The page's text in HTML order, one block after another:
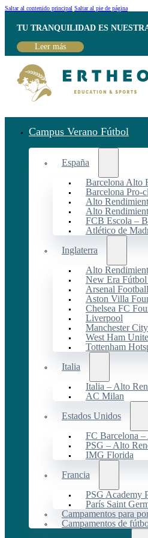
Saltar al contenido principal Saltar al pie de página
TU TRANQUILIDAD ES
Leer más
Campus Verano Fútbol
España
Barcelona Alto
Barcelona Pro-
Alto
Alto
FCB Escola –
Atlético de
Inglaterra
Alto
New Era
Arsenal
Aston Villa
Chelsea FC
Liverpool
Manchester City
West Ham
Tottenham
Italia
Italia – Alto
AC Milan
Estados Unidos
FC Barcelona
PSG – Alto
IMG Florida
Francia
PSG Academy
París Saint
Campamentos para
Campamentos de